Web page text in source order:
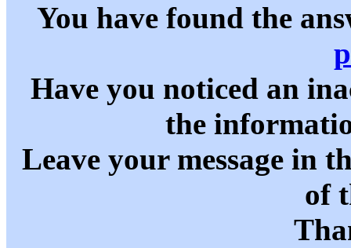
You have found the
Have you noticed an
the
Leave your message in
of